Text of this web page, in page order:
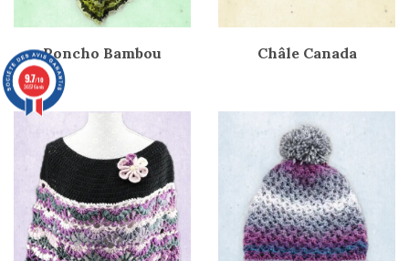
Poncho Bambou Châle Canada
9.7/10
36576 avis